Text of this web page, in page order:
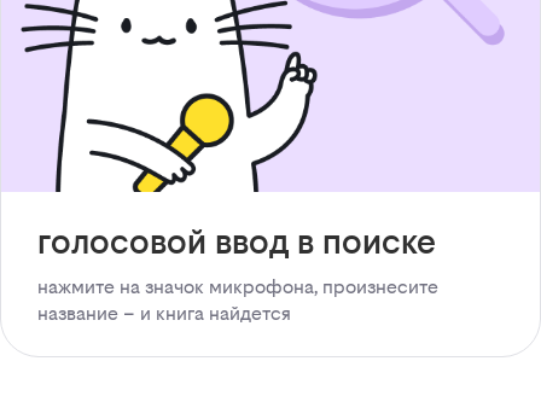
голосовой ввод в поиске
нажмите на значок микрофона, произнесите
название – и книга найдется